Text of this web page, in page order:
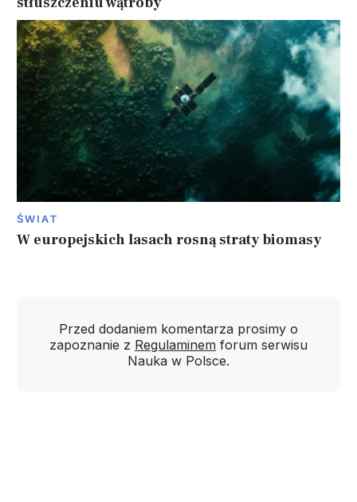
ŚWIAT
W europejskich lasach rosną straty biomasy
Przed dodaniem komentarza prosimy o
zapoznanie z Regulaminem forum serwisu
Nauka w Polsce.